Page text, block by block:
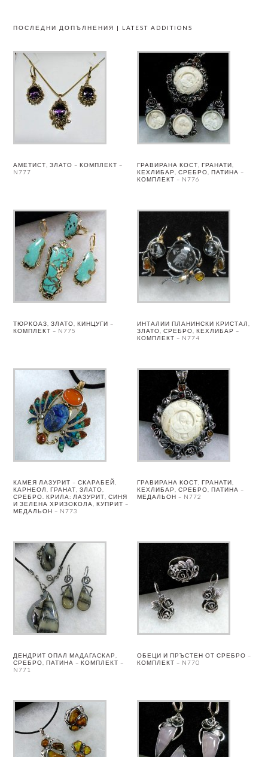
ПОСЛЕДНИ ДОПЪЛНЕНИЯ | LATEST ADDITIONS
АМЕТИСТ, ЗЛАТО – КОМПЛЕКТ –
N777
ГРАВИРАНА КОСТ, ГРАНАТИ,
КЕХЛИБАР, СРЕБРО, ПАТИНА –
КОМПЛЕКТ – N776
ТЮРКОАЗ, ЗЛАТО, КИНЦУГИ –
КОМПЛЕКТ – N775
ИНТАЛИИ ПЛАНИНСКИ КРИСТАЛ,
ЗЛАТО, СРЕБРО, КЕХЛИБАР –
КОМПЛЕКТ – N774
КАМЕЯ ЛАЗУРИТ – СКАРАБЕЙ,
КАРНЕОЛ, ГРАНАТ, ЗЛАТО,
СРЕБРО. КРИЛА: ЛАЗУРИТ, СИНЯ
И ЗЕЛЕНА ХРИЗОКОЛА, КУПРИТ –
МЕДАЛЬОН – N773
ГРАВИРАНА КОСТ, ГРАНАТИ,
КЕХЛИБАР, СРЕБРО, ПАТИНА –
МЕДАЛЬОН – N772
ДЕНДРИТ ОПАЛ МАДАГАСКАР,
СРЕБРО, ПАТИНА – КОМПЛЕКТ –
N771
ОБЕЦИ И ПРЪСТЕН ОТ СРЕБРО –
КОМПЛЕКТ – N770